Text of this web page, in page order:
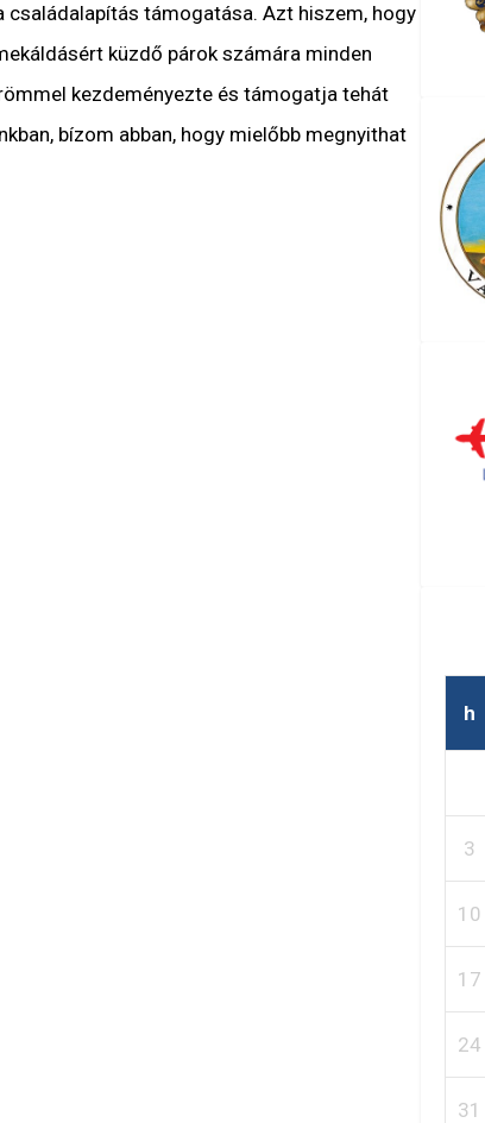
családalapítás támogatása. Azt hiszem, hogy
küzdő párok számára minden
kezdeményezte és támogatja tehát
bízom abban, hogy mielőbb megnyithat
h
3
10
17
24
31